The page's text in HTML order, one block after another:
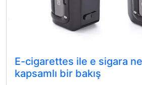
E-cigarettes ile e sigara
kapsamlı bir bakış